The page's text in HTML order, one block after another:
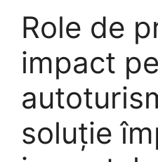
Role de
impact
soluție